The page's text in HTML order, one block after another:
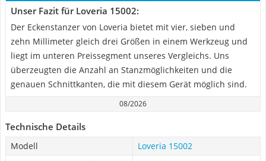
Unser Fazit für Loveria 15002:
Der Eckenstanzer von Loveria bietet mit vier, sieben und
zehn Millimeter gleich drei Größen in einem Werkzeug und
liegt im unteren Preissegment unseres Vergleichs. Uns
überzeugten die Anzahl an Stanzmöglichkeiten und die
genauen Schnittkanten, die mit diesem Gerät möglich sind.
08/2026
Technische Details
Modell
Loveria 15002